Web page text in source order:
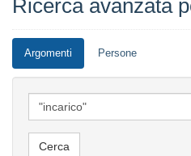
Ricerca avanzata
Argomenti Persone